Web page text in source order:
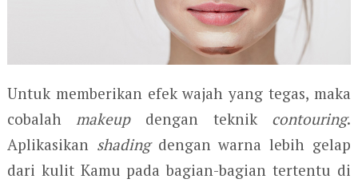
Untuk memberikan efek wajah yang tegas, maka
cobalah makeup dengan teknikcontouring.
Aplikasikan shadingdengan warna lebih gelap
dari kulit Kamu pada bagian-bagian tertentu di